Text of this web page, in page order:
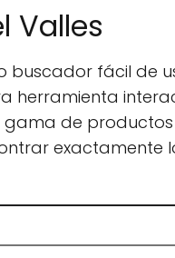
Valles
buscador fácil de
herramienta
de productos
exactamente